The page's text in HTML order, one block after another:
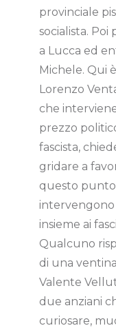
provinciale
socialista.
a Lucca ed
Michele. Qui
Lorenzo
che
prezzo
fascista,
gridare a
questo
intervengono
insieme ai
Qualcuno
di una
Valente
due anziani
curiosare,